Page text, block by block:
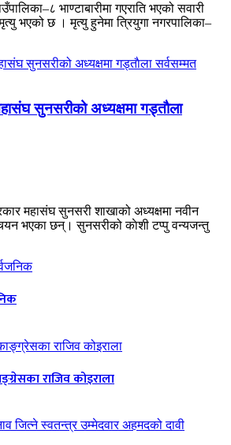
भाण्टाबारीमा गएराति भएको सवारी
भएको छ । मृत्यु हुनेमा त्रियुगा नगरपालिका–
सुनसरीको अध्यक्षमा गड्ताैला
महासंघ सुनसरी शाखाको अध्यक्षमा नवीन
भएका छन्। सुनसरीको काेशी टप्पु वन्यजन्तु
राजिव कोइराला